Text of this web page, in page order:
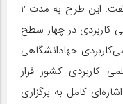
سطح بندی مراکز آموزش علمی‌کاربردی گفت: این طرح به مدت ۲
کاربردی در چهار سطح
جهادانشگاهی
مرکز برتر علمی کاربردی کشور قرار
کامل به برگزاری